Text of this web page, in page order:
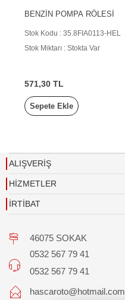
BENZİN POMPA RÖLESİ
Stok Kodu : 35.8FIA0113-HEL
Stok Miktarı : Stokta Var
571,30 TL
Sepete Ekle
ALIŞVERİŞ
HİZMETLER
İRTİBAT
46075 SOKAK
0532 567 79 41
0532 567 79 41
hascaroto@hotmail.com